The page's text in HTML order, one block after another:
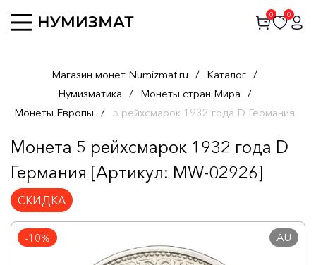
0 0
Магазин монет Numizmat.ru / Каталог /
Нумизматика / Монеты стран Мира /
Монеты Европы / 5 рейхсмарок 1932 года D Германия
Монета 5 рейхсмарок 1932 года D
Германия [Артикул: MW-02926]
СКИДКА
-10% AU